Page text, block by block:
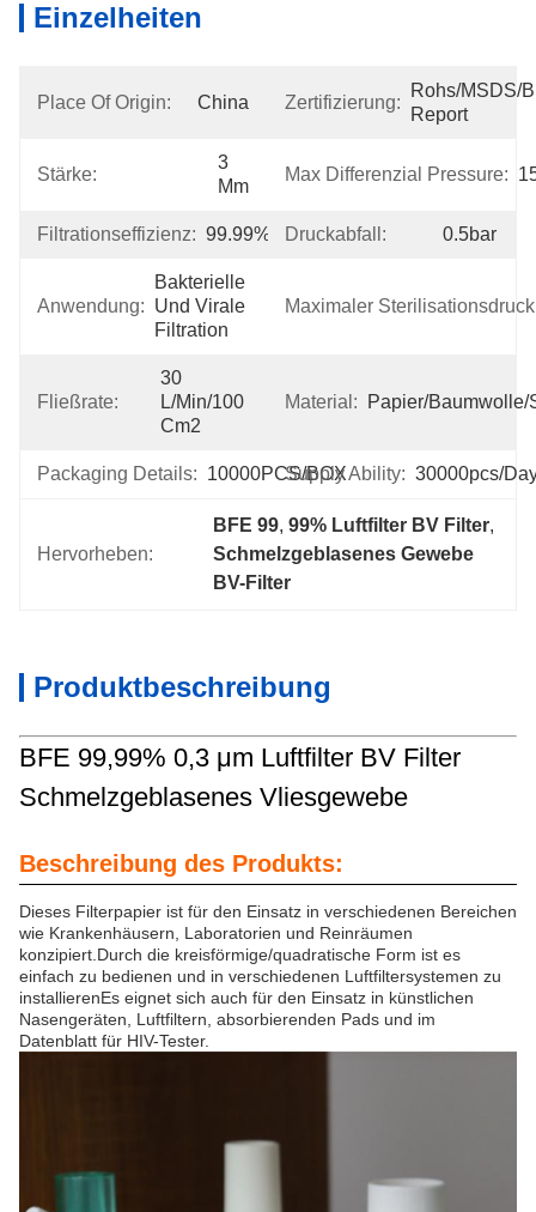
Einzelheiten
Place Of Origin: China Zertifizierung:
Rohs/MSDS/
Report
Stärke:
3
Mm
Max Differenzial Pressure:
Filtrationseffizienz: 99.99% Druckabfall: 0.5bar
Anwendung:
Bakterielle
Und Virale
Filtration
Maximaler
Fließrate:
30
L/min/100
Cm2
Material: Papier/Baumwolle/
Packaging Details: 10000PCS/BOXSupply Ability: 30000pcs/
Hervorheben:
BFE 99, 99% Luftfilter BV Filter
Schmelzgeblasenes Gewebe
BV-Filter
Produktbeschreibung
BFE 99,99% 0,3 μm Luftfilter BV Filter
Schmelzgeblasenes Vliesgewebe
Beschreibung des Produkts:
Dieses Filterpapier ist für den Einsatz in verschiedenen Bereichen
wie Krankenhäusern, Laboratorien und Reinräumen
konzipiert.Durch die kreisförmige/quadratische Form ist es
einfach zu bedienen und in verschiedenen Luftfiltersystemen zu
installierenEs eignet sich auch für den Einsatz in künstlichen
Nasengeräten, Luftfiltern, absorbierenden Pads und im
Datenblatt für HIV-Tester.